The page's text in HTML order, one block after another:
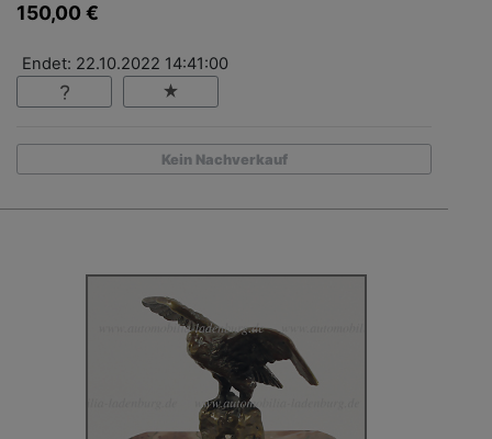
150,00 €
Endet: 22.10.2022 14:41:00
Kein Nachverkauf